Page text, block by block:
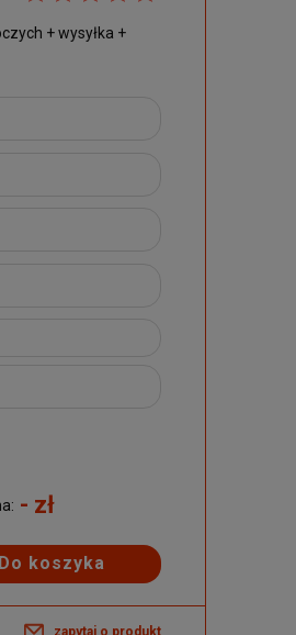
+ wysyłka +
- zł
Do koszyka
zapytaj o produkt